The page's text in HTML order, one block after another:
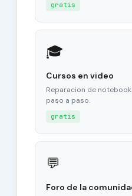
gratis
🎓
Cursos en video
Reparacion de
paso a paso.
gratis
💬
Foro de la